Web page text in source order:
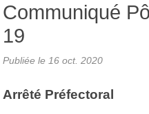
Communiqué
19
Publiée le 16 oct. 2020
Arrêté Préfectoral